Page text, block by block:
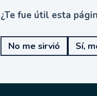
¿
e
u
t
¿Te fue útil esta
No me sirvió Sí,